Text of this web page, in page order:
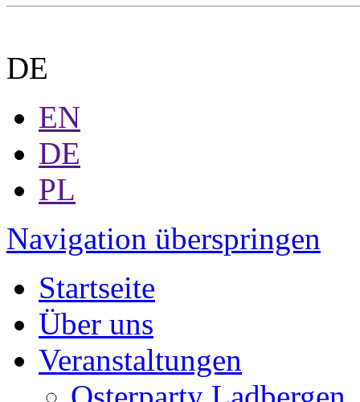
DE
EN
DE
PL
Navigation überspringen
Startseite
Über uns
Veranstaltungen